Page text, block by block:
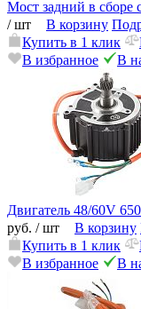
Мост задний в
/ шт
В корзину
Купить в 1 клик
В избранное
В
Двигатель 48/60V
руб. / шт В корзину
Купить в 1 клик
В избранное
В